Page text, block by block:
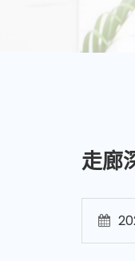
走廊